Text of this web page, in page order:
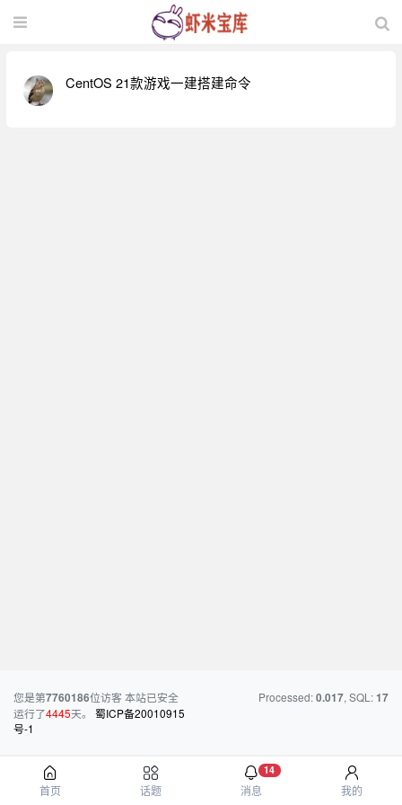
CentOS 21款游戏一建搭建命令
您是第7760186位访客 本站已安全
运行了4445天。
蜀ICP备20010915
号-1
Processed:0.017, SQL:17
首页 话题
14
消息 我的